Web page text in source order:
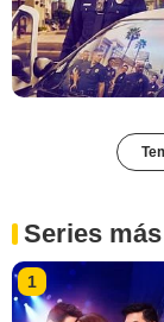
Series
1